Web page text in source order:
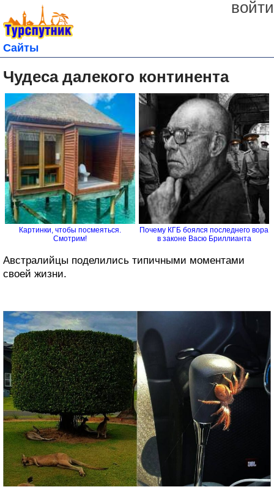
войти
Сайты
Чудеса далекого континента
Картинки, чтобы посмеяться.
Смотрим!
Почему КГБ боялся последнего вора
в законе Васю Бриллианта
Австралийцы поделились типичными моментами
своей жизни.